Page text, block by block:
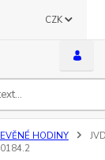
CZK
HODINY